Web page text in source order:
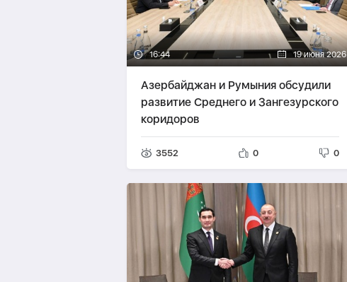
16:44 19 июня 2026
Азербайджан и Румыния обсудили
развитие Среднего и Зангезурского
коридоров
3552 0 0